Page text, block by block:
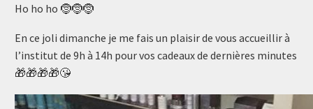
Ho ho ho 🤶🤶🤶
En ce joli dimanche je me fais un plaisir de vous accueillir à
l’institut de 9h à 14h pour vos cadeaux de dernières minutes
🎁🎁🎁🎁😘